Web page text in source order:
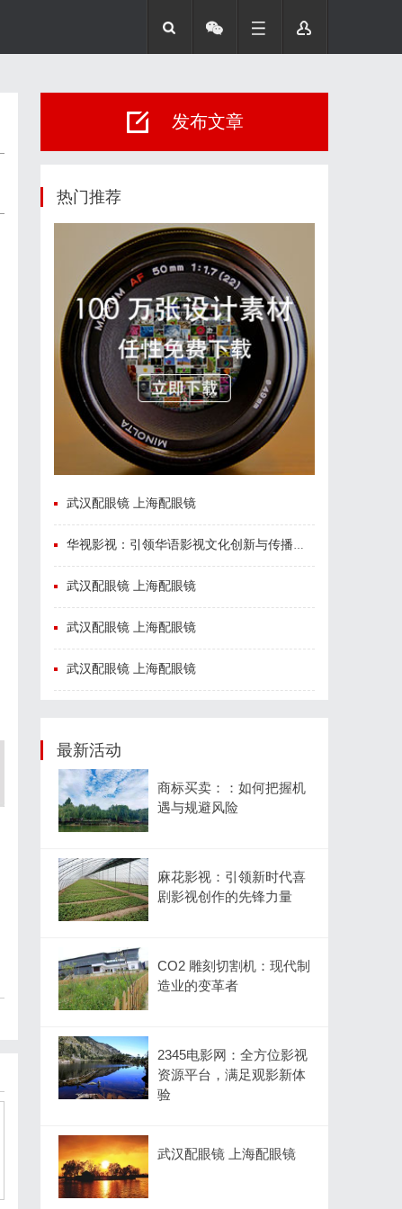
发布文章
热门推荐
武汉配眼镜 上海配眼镜
华视影视：引领华语影视文化创新与传播的新力量
武汉配眼镜 上海配眼镜
武汉配眼镜 上海配眼镜
武汉配眼镜 上海配眼镜
最新活动
商标买卖：：如何把握机
遇与规避风险
麻花影视：引领新时代喜
剧影视创作的先锋力量
CO2 雕刻切割机：现代制
造业的变革者
2345电影网：全方位影视
资源平台，满足观影新体
验
武汉配眼镜 上海配眼镜